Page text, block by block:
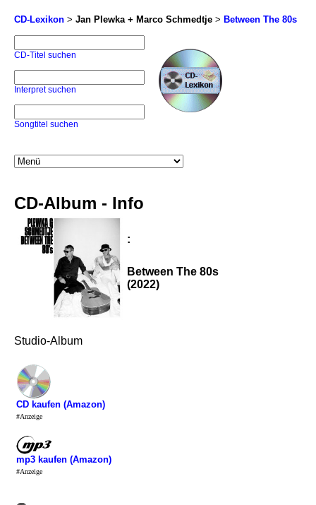
CD-Lexikon > Jan Plewka + Marco Schmedtje > Between The 80s
CD-Titel suchen
Interpret suchen
Songtitel suchen
CD-Album - Info
:
Between The 80s
(2022)
Studio-Album
CD kaufen (Amazon)
#Anzeige
mp3 kaufen (Amazon)
#Anzeige